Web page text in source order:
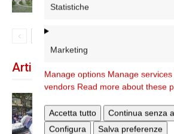
Statistiche
Marketing
Manage options Manage services
vendors Read more about these
Accetta tutto
Continua senza
Configura
Salva preferenze
Articoli recenti
Spin Time: la
vicario